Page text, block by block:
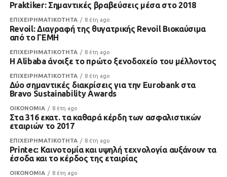
Praktiker: Σημαντικές βραβεύσεις μέσα στο 2018
ΕΠΙΧΕΙΡΗΜΑΤΙΚΟΤΗΤΑ 8 έτη ago
Revoil: Διαγραφή της θυγατρικής Revoil Βιοκαύσιμα
από το ΓΕΜΗ
ΕΠΙΧΕΙΡΗΜΑΤΙΚΟΤΗΤΑ 8 έτη ago
Η Alibaba άνοιξε το πρώτο ξενοδοχείο του μέλλοντος
ΕΠΙΧΕΙΡΗΜΑΤΙΚΟΤΗΤΑ 8 έτη ago
Δύο σημαντικές διακρίσεις για την Eurobank στα
Bravo Sustainability Awards
ΟΙΚΟΝΟΜΙΑ 8 έτη ago
Στα 316 εκατ. τα καθαρά κέρδη των ασφαλιστικών
εταιριών το 2017
ΕΠΙΧΕΙΡΗΜΑΤΙΚΟΤΗΤΑ 8 έτη ago
Printec: Καινοτομία και υψηλή τεχνολογία αυξάνουν τα
έσοδα και το κέρδος της εταιρίας
ΟΙΚΟΝΟΜΙΑ 8 έτη ago